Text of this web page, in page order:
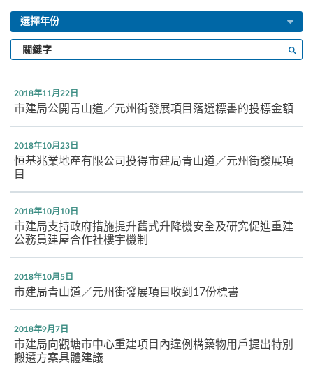
選擇年份
輸
入
鍵
字
2018年11月22日
市建局公開青山道／元州街發展項目落選標書的投標金額
2018年10月23日
恒基兆業地產有限公司投得市建局青山道／元州街發展項
目
2018年10月10日
市建局支持政府措施提升舊式升降機安全及研究促進重建
公務員建屋合作社樓宇機制
2018年10月5日
市建局青山道／元州街發展項目收到17份標書
2018年9月7日
市建局向觀塘市中心重建項目內違例構築物用戶提出特別
搬遷方案具體建議